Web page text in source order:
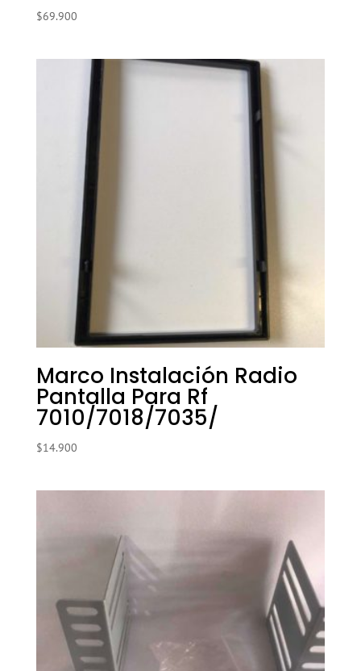
$69.900
Marco Instalación Radio
Pantalla Para Rf
7010/7018/7035/
$14.900